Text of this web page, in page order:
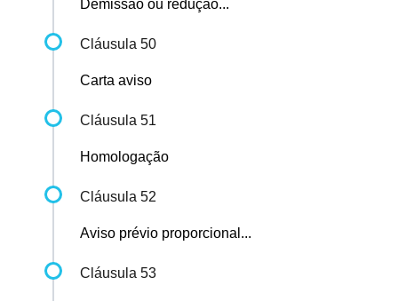
Demissão ou redução...
Cláusula 50
Carta aviso
Cláusula 51
Homologação
Cláusula 52
Aviso prévio proporcional...
Cláusula 53